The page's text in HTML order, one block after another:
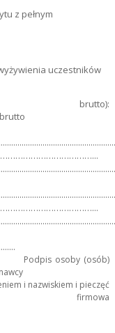
z pełnym
uczestników
brutto):
brutto
osoby (osób)
i nazwiskiem i pieczęć
firmowa